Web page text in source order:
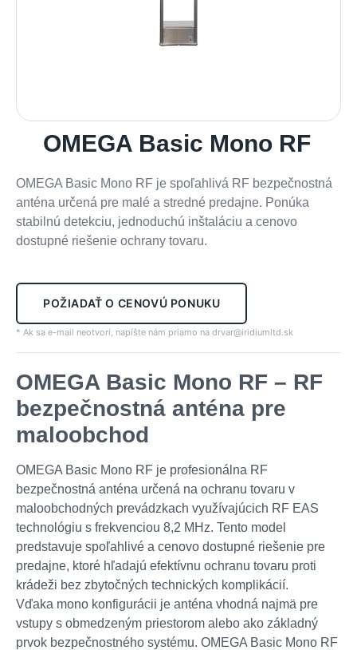
OMEGA Basic Mono RF
OMEGA Basic Mono RF je spoľahlivá RF bezpečnostná
anténa určená pre malé a stredné predajne. Ponúka
stabilnú detekciu, jednoduchú inštaláciu a cenovo
dostupné riešenie ochrany tovaru.
POŽIADAŤ O CENOVÚ PONUKU
* Ak sa e-mail neotvorí, napíšte nám priamo na drvar@iridiumltd.sk
OMEGA Basic Mono RF – RF
bezpečnostná anténa pre
maloobchod
OMEGA Basic Mono RF je profesionálna RF
bezpečnostná anténa určená na ochranu tovaru v
maloobchodných prevádzkach využívajúcich RF EAS
technológiu s frekvenciou 8,2 MHz. Tento model
predstavuje spoľahlivé a cenovo dostupné riešenie pre
predajne, ktoré hľadajú efektívnu ochranu tovaru proti
krádeži bez zbytočných technických komplikácií.
Vďaka mono konfigurácii je anténa vhodná najmä pre
vstupy s obmedzeným priestorom alebo ako základný
prvok bezpečnostného systému. OMEGA Basic Mono RF